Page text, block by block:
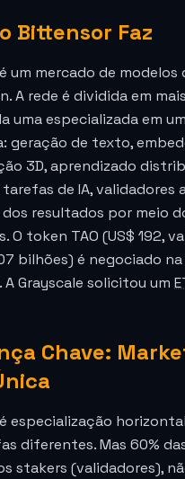
Bittensor Faz
um mercado de modelos
A rede é dividida em
uma especializada em
geração de texto,
3D, aprendizado
de IA, validadores
resultados por meio
O token TAO (US$ 192,
bilhões) é negociado na
A Grayscale solicitou um
Chave:
especialização
diferentes. Mas 60%
stakers (validadores),